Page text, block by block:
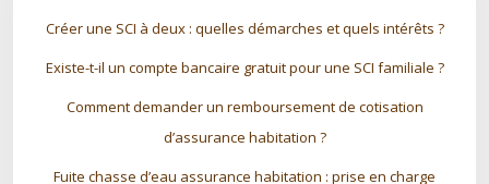
Créer une SCI à deux : quelles démarches et quels intérêts ?
Existe-t-il un compte bancaire gratuit pour une SCI familiale ?
Comment demander un remboursement de cotisation
d’assurance habitation ?
Fuite chasse d’eau assurance habitation : prise en charge